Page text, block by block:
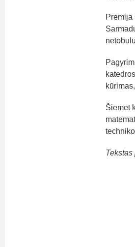
Premija
Šiemet